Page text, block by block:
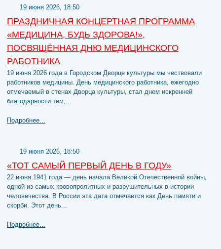
19 июня 2026, 18:50
ПРАЗДНИЧНАЯ КОНЦЕРТНАЯ ПРОГРАММА
«МЕДИЦИНА, БУДЬ ЗДОРОВА!»,
ПОСВЯЩЁННАЯ ДНЮ МЕДИЦИНСКОГО
РАБОТНИКА
19 июня 2026 года в Городском Дворце культуры мы чествовали
работников медицины. День медицинского работника, ежегодно
отмечаемый в стенах Дворца культуры, стал днем искренней
благодарности тем,...
Подробнее...
19 июня 2026, 18:50
«ТОТ САМЫЙ ПЕРВЫЙ ДЕНЬ В ГОДУ»
22 июня 1941 года — день начала Великой Отечественной войны,
одной из самых кровопролитных и разрушительных в истории
человечества. В России эта дата отмечается как День памяти и
скорби. Этот день...
Подробнее...